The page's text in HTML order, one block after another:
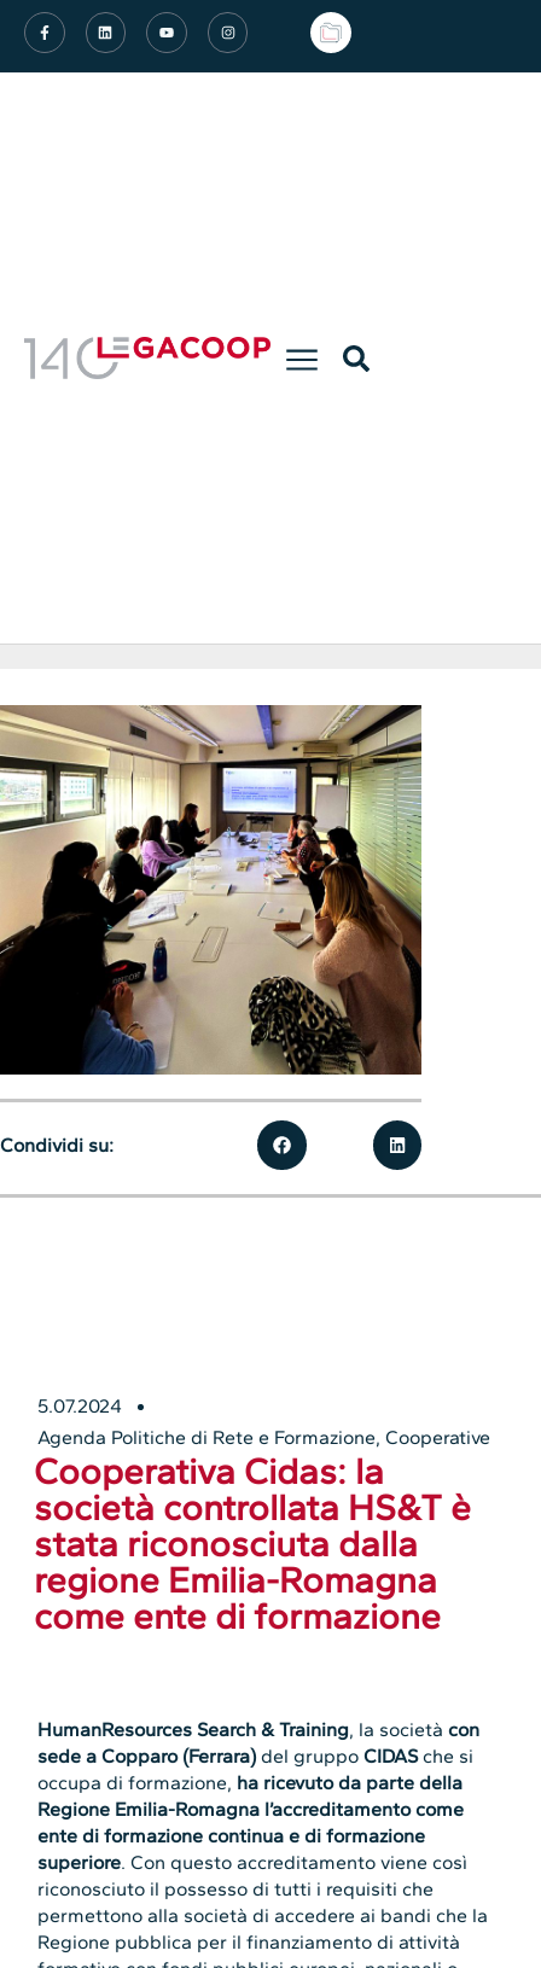
5.07.2024
Agenda Politiche di Rete e Formazione,Cooperative
Cooperativa Cidas: la
società controllata HS&T è
stata riconosciuta dalla
regione Emilia-Romagna
come ente di formazione
HumanResources Search & Training, la societàcon
sede a Copparo (Ferrara)del gruppoCIDASche si
occupa di formazione, ha ricevuto da parte della
Regione Emilia-Romagna l’accreditamento come
ente di formazione continua e di formazione
superiore. Con questo accreditamento viene così
riconosciuto il possesso di tutti i requisiti che
permettono alla società di accedere ai bandi che la
Regione pubblica per il finanziamento di attività
Condividi su: